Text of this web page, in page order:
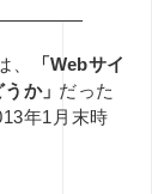
、
「Webサイ
うか」だった
年1月末時